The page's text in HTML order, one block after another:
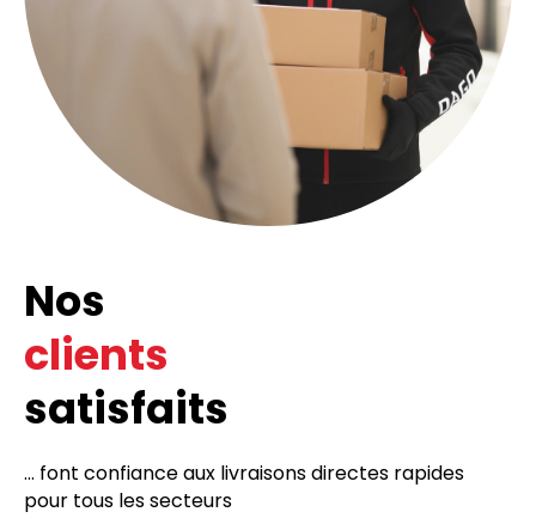
Nos
clients
satisfaits
... font confiance aux livraisons directes rapides
pour tous les secteurs